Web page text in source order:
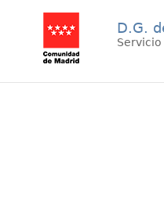
D.G.